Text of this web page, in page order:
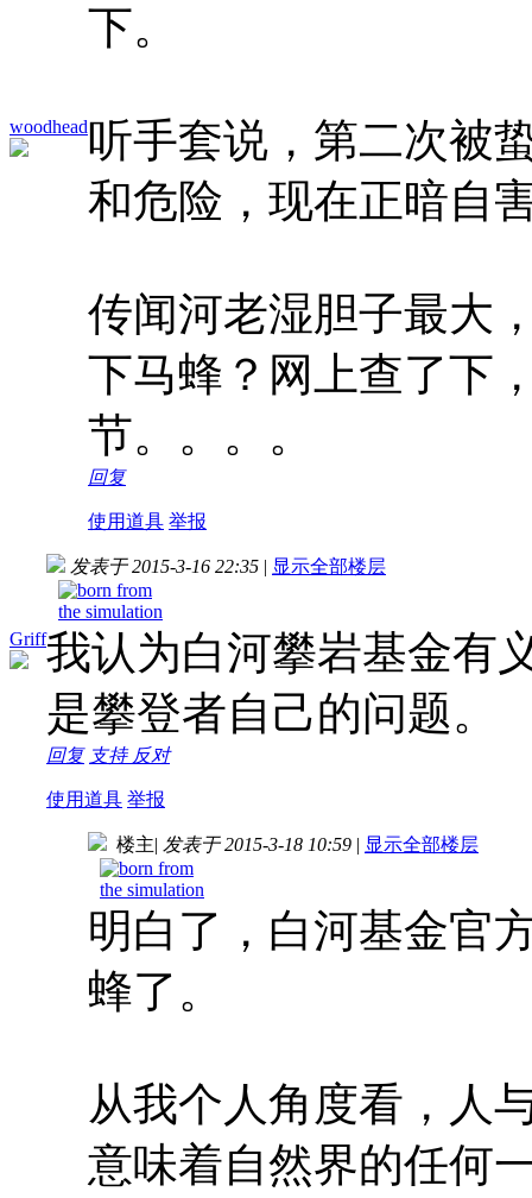
woodhead
下。
听手套说，第二次被
和危险，现在正暗自
传闻河老湿胆子最大
下马蜂？网上查了下
节。。。。
回复
使用道具 举报
Griff
发表于 2015-3-16 22:35 | 显示全部楼层
我认为白河攀岩基金有
是攀登者自己的问题。
回复 支持 反对
使用道具 举报
楼主| 发表于 2015-3-18 10:59 | 显示全部楼层
明白了，白河基金官
蜂了。
从我个人角度看，人
意味着自然界的任何